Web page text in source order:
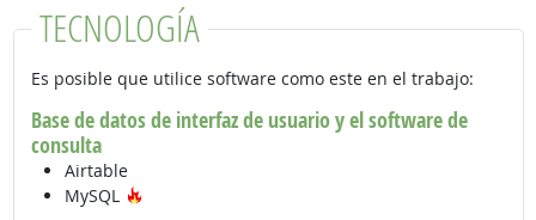
TECNOLOGÍA
Es posible que utilice software como este en el trabajo:
Base de datos de interfaz de usuario y el software de
consulta
Airtable
MySQL